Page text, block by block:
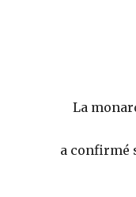
La
a confirmé